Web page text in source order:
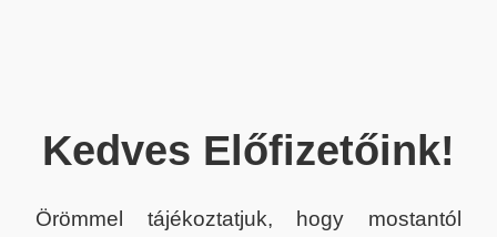
Kedves Előfizetőink!
Örömmel tájékoztatjuk, hogy mostantól